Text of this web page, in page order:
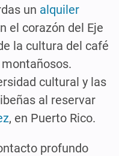
un alquiler
el corazón del Eje
la cultura del café
cultural y las
al reservar
, en Puerto Rico.
profundo